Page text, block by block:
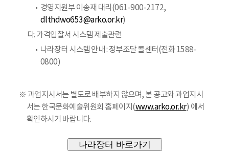
경영지원부 이송재 대리(061-900-2172,
dlthdwo653@arko.or.kr)
다. 가격입찰서 시스템 제출관련
나라장터 시스템 안내 : 정부조달 콜센터(전화 1588-
0800)
※ 과업지시서는 별도로 배부하지 않으며, 본 공고와 과업지시
서는 한국문화예술위원회 홈페이지(www.arko.or.kr) 에서
확인하시기 바랍니다.
나라장터 바로가기